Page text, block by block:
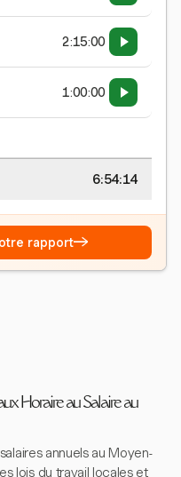
2:15:00
1:00:00
6:54:15
rapport→
Horaire au Salaire au
annuels au Moyen-
lois du travail locales et